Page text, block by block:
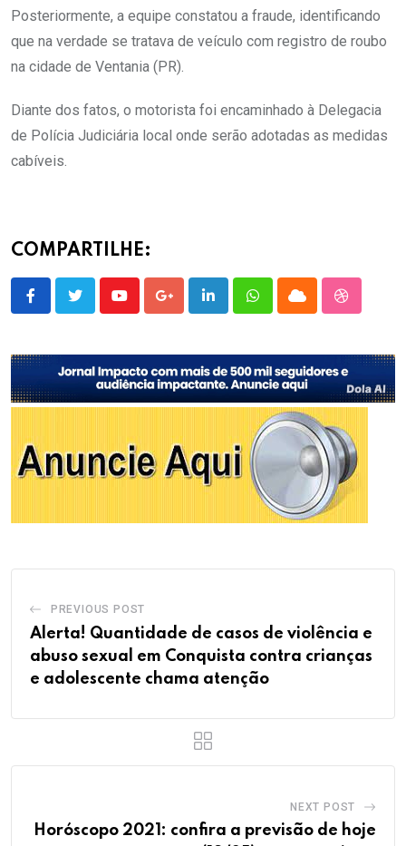
Posteriormente, a equipe constatou a fraude, identificando
que na verdade se tratava de veículo com registro de roubo
na cidade de Ventania (PR).
Diante dos fatos, o motorista foi encaminhado à Delegacia
de Polícia Judiciária local onde serão adotadas as medidas
cabíveis.
COMPARTILHE:
YoutubeGoogle+LinkedInWhatsappCloud
PREVIOUS POST
Alerta! Quantidade de casos de violência e
abuso sexual em Conquista contra crianças
e adolescente chama atenção
NEXT POST
Horóscopo 2021: confira a previsão de hoje